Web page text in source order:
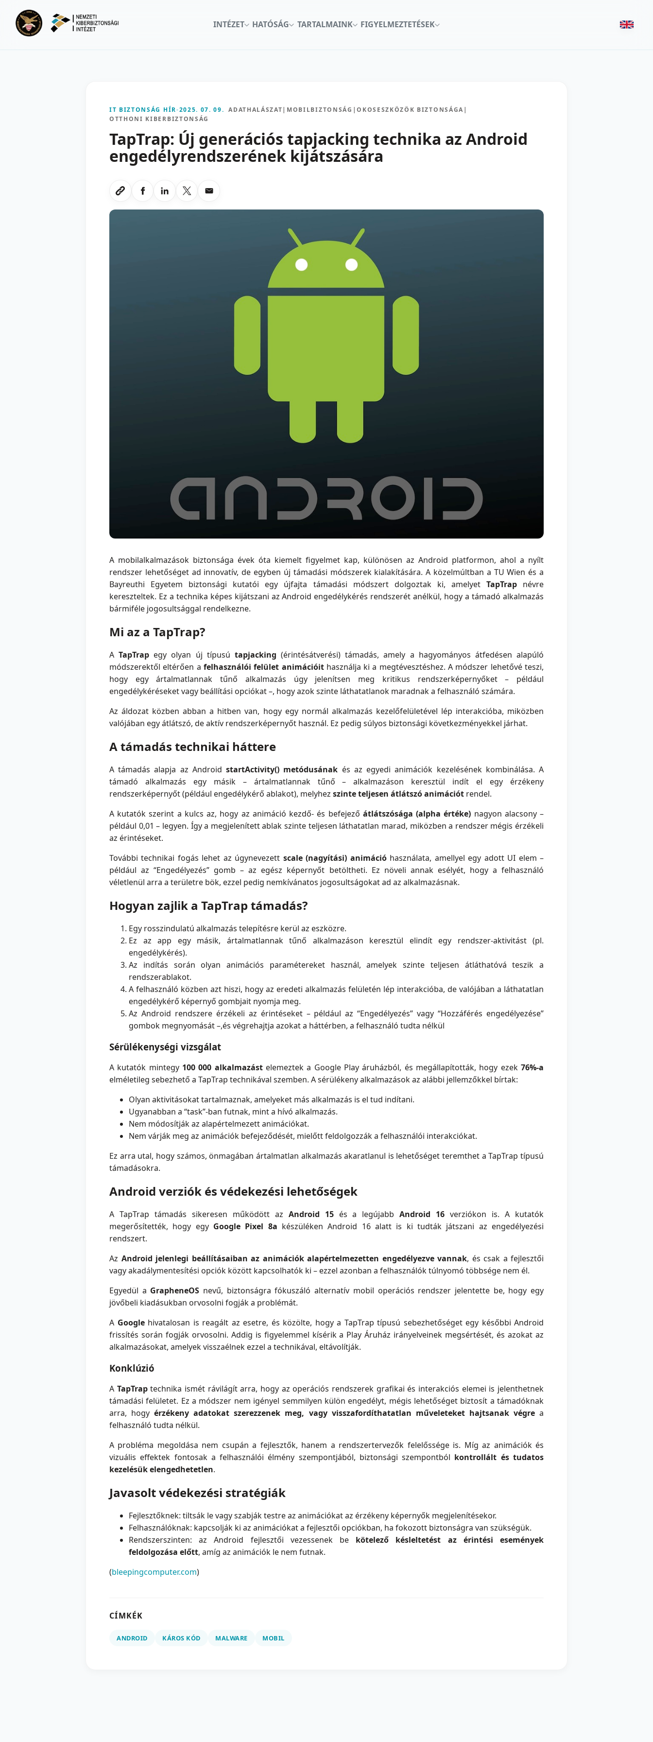
INTÉZET
HATÓSÁG TARTALMAINK FIGYELMEZTETÉSEK
IT BIZTONSÁG HÍR-2025. 07. 09. ADATHALÁSZAT| MOBILBIZTONSÁG |OKOSESZKÖZÖK BIZTONSÁGA |
OTTHONI KIBERBIZTONSÁG
TapTrap: Új generációs tapjacking technika az Android
engedélyrendszerének kijátszására
Link masolasa
Megosztas Facebookon
Megosztas LinkedInen
Megosztas X-en
Megosztas emailben
A mobilalkalmazások biztonsága évek óta kiemelt figyelmet kap, különösen az Android platformon, ahol a nyílt
rendszer lehetőséget ad innovatív, de egyben új támadási módszerek kialakítására. A közelmúltban a TU Wien és a
Bayreuthi Egyetem biztonsági kutatói egy újfajta támadási módszert dolgoztak ki, amelyet TapTrapnévre
kereszteltek. Ez a technika képes kijátszani az Android engedélykérés rendszerét anélkül, hogy a támadó alkalmazás
bármiféle jogosultsággal rendelkezne.
Mi az a TapTrap?
ATapTrap egy olyan új típusú tapjacking (érintésátverési) támadás, amely a hagyományos átfedésen alapúló
módszerektől eltérően a felhasználói felület animációithasználja ki a megtévesztéshez. A módszer lehetővé teszi,
hogy egy ártalmatlannak tűnő alkalmazás úgy jelenítsen meg kritikus rendszerképernyőket – például
engedélykéréseket vagy beállítási opciókat –, hogy azok szinte láthatatlanok maradnak a felhasználó számára.
Az áldozat közben abban a hitben van, hogy egy normál alkalmazás kezelőfelületével lép interakcióba, miközben
valójában egy átlátszó, de aktív rendszerképernyőt használ. Ez pedig súlyos biztonsági következményekkel járhat.
A támadás technikai háttere
A támadás alapja az AndroidstartActivity() metódusának és az egyedi animációk kezelésének kombinálása. A
támadó alkalmazás egy másik – ártalmatlannak tűnő – alkalmazáson keresztül indít el egy érzékeny
rendszerképernyőt (például engedélykérő ablakot), melyhez szinte teljesen átlátszó animációt rendel.
A kutatók szerint a kulcs az, hogy az animáció kezdő- és befejező átlátszósága (alpha értéke) nagyon alacsony –
például 0,01 – legyen. Így a megjelenített ablak szinte teljesen láthatatlan marad, miközben a rendszer mégis érzékeli
az érintéseket.
További technikai fogás lehet az úgynevezett scale (nagyítási) animációhasználata, amellyel egy adott UI elem –
például az “Engedélyezés” gomb – az egész képernyőt betöltheti. Ez növeli annak esélyét, hogy a felhasználó
véletlenül arra a területre bök, ezzel pedig nemkívánatos jogosultságokat ad az alkalmazásnak.
Hogyan zajlik a TapTrap támadás?
Egy rosszindulatú alkalmazás telepítésre kerül az eszközre.
Ez az app egy másik, ártalmatlannak tűnő alkalmazáson keresztül elindít egy rendszer-aktivitást (pl.
engedélykérés).
Az indítás során olyan animációs paramétereket használ, amelyek szinte teljesen átláthatóvá teszik a
rendszerablakot.
A felhasználó közben azt hiszi, hogy az eredeti alkalmazás felületén lép interakcióba, de valójában a láthatatlan
engedélykérő képernyő gombjait nyomja meg.
Az Android rendszere érzékeli az érintéseket – például az “Engedélyezés” vagy “Hozzáférés engedélyezése”
gombok megnyomását –,és végrehajtja azokat a háttérben, a felhasználó tudta nélkül
Sérülékenységi vizsgálat
A kutatók mintegy 100 000 alkalmazástelemeztek a Google Play áruházból, és megállapították, hogy ezek76%-a
elméletileg sebezhető a TapTrap technikával szemben. A sérülékeny alkalmazások az alábbi jellemzőkkel bírtak:
Olyan aktivitásokat tartalmaznak, amelyeket más alkalmazás is el tud indítani.
Ugyanabban a “task”-ban futnak, mint a hívó alkalmazás.
Nem módosítják az alapértelmezett animációkat.
Nem várják meg az animációk befejeződését, mielőtt feldolgozzák a felhasználói interakciókat.
Ez arra utal, hogy számos, önmagában ártalmatlan alkalmazás akaratlanul is lehetőséget teremthet a TapTrap típusú
támadásokra.
Android verziók és védekezési lehetőségek
A TapTrap támadás sikeresen működött az Android 15és a legújabbAndroid 16 verziókon is. A kutatók
megerősítették, hogy egy Google Pixel 8a készüléken Android 16 alatt is ki tudták játszani az engedélyezési
rendszert.
Az Android jelenlegi beállításaiban az animációk alapértelmezetten engedélyezve vannak, és csak a fejlesztői
vagy akadálymentesítési opciók között kapcsolhatók ki – ezzel azonban a felhasználók túlnyomó többsége nem él.
Egyedül a GrapheneOS nevű, biztonságra fókuszáló alternatív mobil operációs rendszer jelentette be, hogy egy
jövőbeli kiadásukban orvosolni fogják a problémát.
A Googlehivatalosan is reagált az esetre, és közölte, hogy a TapTrap típusú sebezhetőséget egy későbbi Android
frissítés során fogják orvosolni. Addig is figyelemmel kísérik a Play Áruház irányelveinek megsértését, és azokat az
alkalmazásokat, amelyek visszaélnek ezzel a technikával, eltávolítják.
Konklúzió
A TapTraptechnika ismét rávilágít arra, hogy az operációs rendszerek grafikai és interakciós elemei is jelenthetnek
támadási felületet. Ez a módszer nem igényel semmilyen külön engedélyt, mégis lehetőséget biztosít a támadóknak
arra, hogyérzékeny adatokat szerezzenek meg, vagy visszafordíthatatlan műveleteket hajtsanak végrea
felhasználó tudta nélkül.
A probléma megoldása nem csupán a fejlesztők, hanem a rendszertervezők felelőssége is. Míg az animációk és
vizuális effektek fontosak a felhasználói élmény szempontjából, biztonsági szempontból kontrollált és tudatos
kezelésük elengedhetetlen.
Javasolt védekezési stratégiák
Fejlesztőknek: tiltsák le vagy szabják testre az animációkat az érzékeny képernyők megjelenítésekor.
Felhasználóknak: kapcsolják ki az animációkat a fejlesztői opciókban, ha fokozott biztonságra van szükségük.
Rendszerszinten: az Android fejlesztői vezessenek be kötelező késleltetést az érintési események
feldolgozása előtt, amíg az animációk le nem futnak.
(bleepingcomputer.com)
CÍMKÉK
ANDROID KÁROS KÓD MALWARE MOBIL